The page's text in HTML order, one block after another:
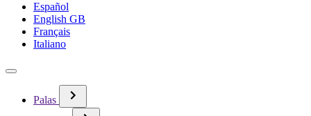
Español
English GB
Français
Italiano
Palas